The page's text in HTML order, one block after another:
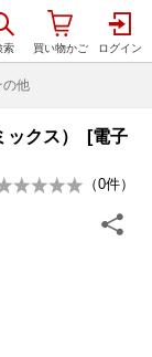
の他
ックス） [電子
（0件）